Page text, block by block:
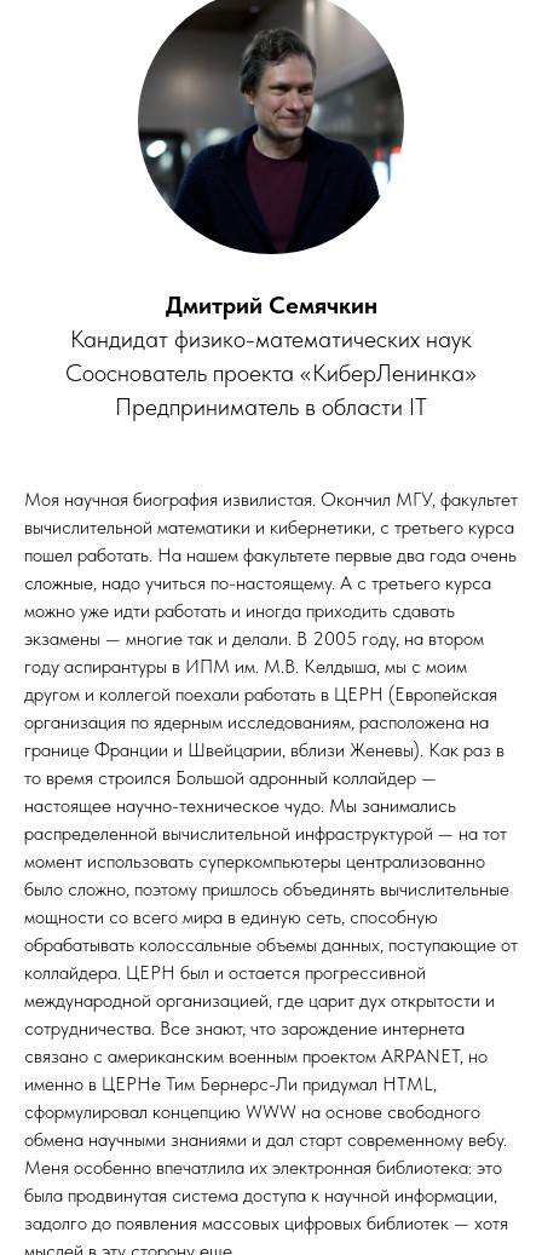
Дмитрий Семячкин
Кандидат физико-математических наук
Сооснователь проекта «КиберЛенинка»
Предприниматель в области IT
Моя научная биография извилистая. Окончил МГУ, факультет
вычислительной математики и кибернетики, с третьего курса
пошел работать. На нашем факультете первые два года очень
сложные, надо учиться по-настоящему. А с третьего курса
можно уже идти работать и иногда приходить сдавать
экзамены — многие так и делали. В 2005 году, на втором
году аспирантуры в ИПМ им. М.В. Келдыша, мы с моим
другом и коллегой поехали работать в ЦЕРН (Европейская
организация по ядерным исследованиям, расположена на
границе Франции и Швейцарии, вблизи Женевы). Как раз в
то время строился Большой адронный коллайдер —
настоящее научно-техническое чудо. Мы занимались
распределенной вычислительной инфраструктурой — на тот
момент использовать суперкомпьютеры централизованно
было сложно, поэтому пришлось объединять вычислительные
мощности со всего мира в единую сеть, способную
обрабатывать колоссальные объемы данных, поступающие от
коллайдера. ЦЕРН был и остается прогрессивной
международной организацией, где царит дух открытости и
сотрудничества. Все знают, что зарождение интернета
связано с американским военным проектом ARPANET, но
именно в ЦЕРНе Тим Бернерс-Ли придумал HTML,
сформулировал концепцию WWW на основе свободного
обмена научными знаниями и дал старт современному вебу.
Меня особенно впечатлила их электронная библиотека: это
была продвинутая система доступа к научной информации,
задолго до появления массовых цифровых библиотек — хотя